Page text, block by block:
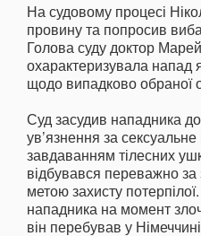
На судовому процесі
провину та попросив
Голова суду доктор
охарактеризувала напад
щодо випадково обраної
Суд засудив нападника
ув’язнення за
завдаванням тілесних
відбувався переважно
метою захисту
нападника на момент
він перебував у